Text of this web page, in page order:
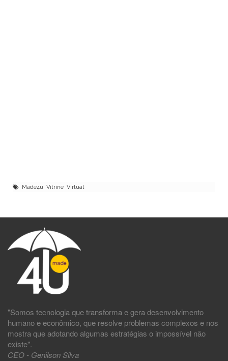
Made4u Vitrine Virtual
"Somos tecnologia que transforma e gera desenvolvimento
humano e econômico, que resolve problemas complexos e nos
mostra que adotando algumas estratégias o impossível não
existe".
CEO - Genilson Silva